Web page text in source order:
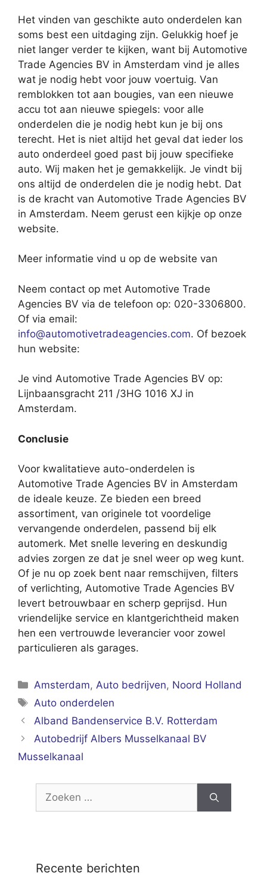
Het vinden van geschikte auto onderdelen kan
soms best een uitdaging zijn. Gelukkig hoef je
niet langer verder te kijken, want bij Automotive
Trade Agencies BV in Amsterdam vind je alles
wat je nodig hebt voor jouw voertuig. Van
remblokken tot aan bougies, van een nieuwe
accu tot aan nieuwe spiegels: voor alle
onderdelen die je nodig hebt kun je bij ons
terecht. Het is niet altijd het geval dat ieder los
auto onderdeel goed past bij jouw specifieke
auto. Wij maken het je gemakkelijk. Je vindt bij
ons altijd de onderdelen die je nodig hebt. Dat
is de kracht van Automotive Trade Agencies BV
in Amsterdam. Neem gerust een kijkje op onze
website.
Meer informatie vind u op de website van
Neem contact op met Automotive Trade
Agencies BV via de telefoon op: 020-3306800.
Of via email:
info@automotivetradeagencies.com. Of bezoek
hun website:
Je vind Automotive Trade Agencies BV op:
Lijnbaansgracht 211 /3HG 1016 XJ in
Amsterdam.
Conclusie
Voor kwalitatieve auto-onderdelen is
Automotive Trade Agencies BV in Amsterdam
de ideale keuze. Ze bieden een breed
assortiment, van originele tot voordelige
vervangende onderdelen, passend bij elk
automerk. Met snelle levering en deskundig
advies zorgen ze dat je snel weer op weg kunt.
Of je nu op zoek bent naar remschijven, filters
of verlichting, Automotive Trade Agencies BV
levert betrouwbaar en scherp geprijsd. Hun
vriendelijke service en klantgerichtheid maken
hen een vertrouwde leverancier voor zowel
particulieren als garages.
Categorieën
Amsterdam,Auto bedrijven, Noord Holland
Tags
Auto onderdelen
Alband Bandenservice B.V. Rotterdam
Autobedrijf Albers Musselkanaal BV
Musselkanaal
Zoek
Recente berichten